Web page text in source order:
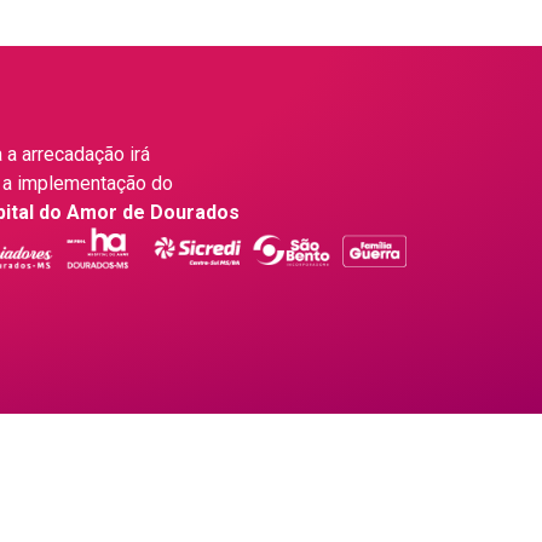
a arrecadação irá
implementação do
do Amor de Dourados